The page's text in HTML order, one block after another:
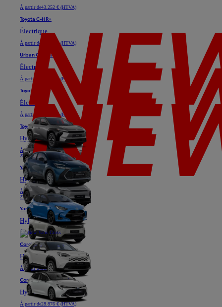
À partir de43.252 € (HTVA)
Toyota C-HR+
Électrique
À partir de 35.128 € (HTVA)
Urban Cruiser
Électrique
À partir de 29.747 € (HTVA)
Toyota bZ4X
Électrique
À partir de 37.025 € (HTVA)
Toyota C-HR
Hybride ou Plug-in Hybride
À partir de
24.611 € (HTVA)
29.739 €
Yaris
Hybride
À partir de
18.871 € (HTVA)
22.811 €
Yaris Cross
Hybride
À partir de25.576 € (HTVA)
Corolla Hatchback
Hybride
À partir de28.901 € (HTVA)
Corolla Touring Sports
Hybride
À partir de28.876 € (HTVA)